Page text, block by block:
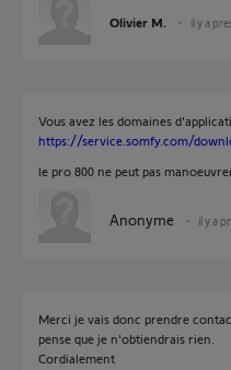
Olivier M. il y a
Vous avez les domaines
https://service.somfy.com/
le pro 800 ne peut pas
Anonyme il y a
Merci je vais donc prendre
pense que je n'obtiendrais rien.
Cordialement